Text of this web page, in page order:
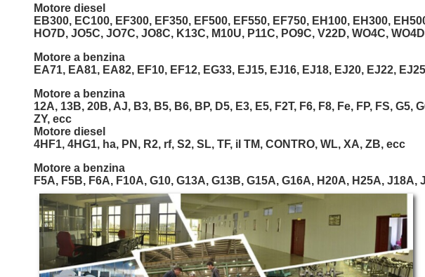
Motore diesel
EB300, EC100, EF300, EF350, EF500, EF550, EF750, EH100, EH300,
HO7D, JO5C, JO7C, JO8C, K13C, M10U, P11C, PO9C, V22D, WO4C,
Motore a benzina
EA71, EA81, EA82, EF10, EF12, EG33, EJ15, EJ16, EJ18, EJ20, EJ22,
Motore a benzina
12A, 13B, 20B, AJ, B3, B5, B6, BP, D5, E3, E5, F2T, F6, F8, Fe, FP, FS,
ZY, ecc
Motore diesel
4HF1, 4HG1, ha, PN, R2, rf, S2, SL, TF, il TM, CONTRO, WL, XA, ZB, ecc
Motore a benzina
F5A, F5B, F6A, F10A, G10, G13A, G13B, G15A, G16A, H20A, H25A,